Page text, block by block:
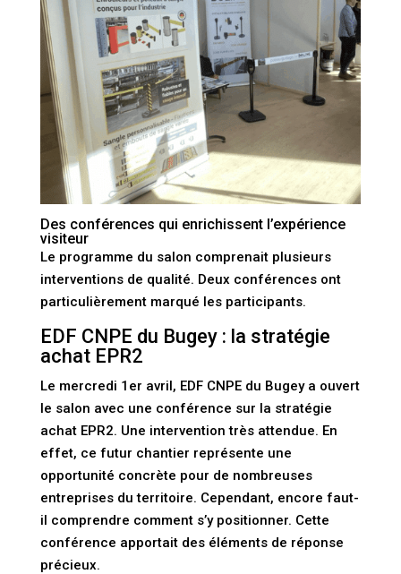
Des conférences qui enrichissent l’expérience
visiteur
Le programme du salon comprenait plusieurs
interventions de qualité. Deux conférences ont
particulièrement marqué les participants.
EDF CNPE du Bugey : la stratégie
achat EPR2
Le mercredi 1er avril, EDF CNPE du Bugey a ouvert
le salon avec une conférence sur la stratégie
achat EPR2. Une intervention très attendue. En
effet, ce futur chantier représente une
opportunité concrète pour de nombreuses
entreprises du territoire. Cependant, encore faut-
il comprendre comment s’y positionner. Cette
conférence apportait des éléments de réponse
précieux.